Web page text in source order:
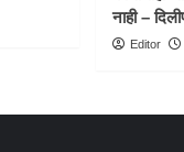
नाही –
Editor